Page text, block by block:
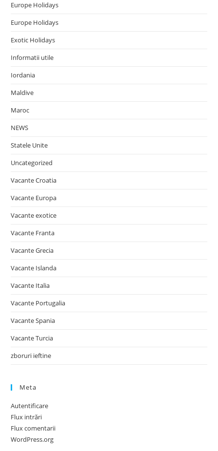
Europe Holidays
Europe Holidays
Exotic Holidays
Informatii utile
Iordania
Maldive
Maroc
NEWS
Statele Unite
Uncategorized
Vacante Croatia
Vacante Europa
Vacante exotice
Vacante Franta
Vacante Grecia
Vacante Islanda
Vacante Italia
Vacante Portugalia
Vacante Spania
Vacante Turcia
zboruri ieftine
Meta
Autentificare
Flux intrări
Flux comentarii
WordPress.org